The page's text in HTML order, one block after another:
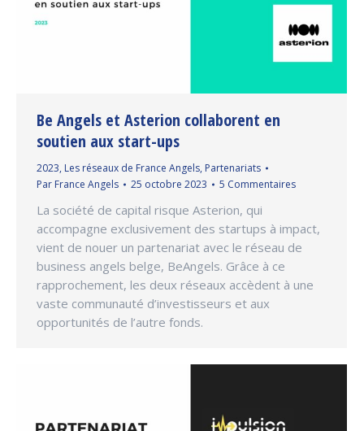
Be Angels et Asterion collaborent en
soutien aux start-ups
2023, Les réseaux de France Angels, Partenariats
Par France Angels 25 octobre 2023 5 Commentaires
La société de capital risque Asterion, qui
accompagne exclusivement des startups à impact,
vient de nouer un partenariat avec le réseau de
business angels belge, BeAngels. Grâce à ce
rapprochement, les deux réseaux accèdent à une
vaste communauté d’investisseurs et aux
opportunités de l’autre fonds.